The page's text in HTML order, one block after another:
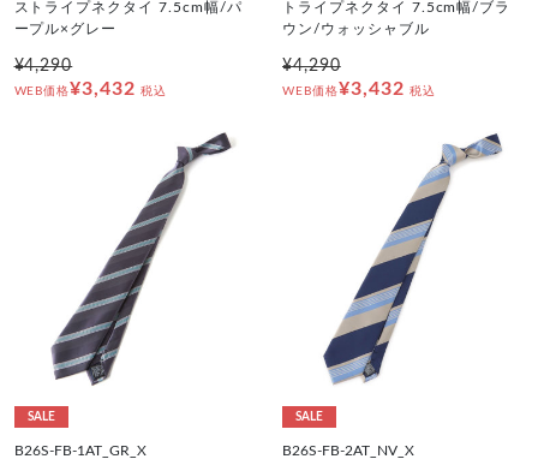
ストライプネクタイ 7.5cm幅/パ
ープル×グレー
¥4,290
WEB価格¥3,432 税込
トライプネクタイ 7.5cm幅/ブラ
ウン/ウォッシャブル
¥4,290
WEB価格¥3,432 税込
SALE
B26S-FB-1AT_GR_X
SALE
B26S-FB-2AT_NV_X